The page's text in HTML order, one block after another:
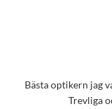
Bästa optikern jag
Trevliga